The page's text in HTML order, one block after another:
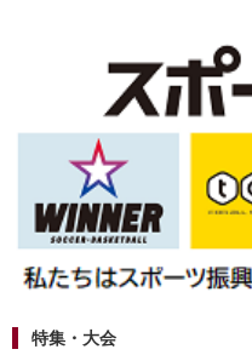
特集・大会